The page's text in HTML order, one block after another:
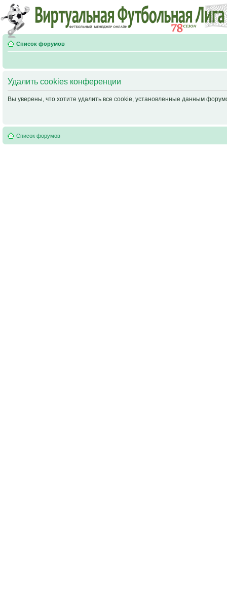
Список форумов
Удалить cookies конференции
Вы уверены, что хотите удалить все cookie, установленные данным
Список форумов